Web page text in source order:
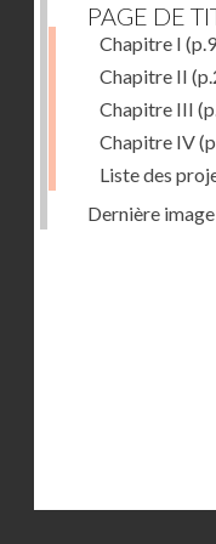
PAGE DE
Chapitre I
Chapitre II
Chapitre III
Chapitre IV
Liste des
Dernière image